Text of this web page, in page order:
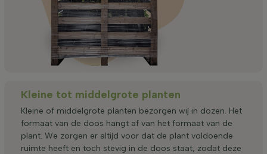
Kleine tot middelgrote planten
Kleine of middelgrote planten bezorgen wij in dozen. Het
formaat van de doos hangt af van het formaat van de
plant. We zorgen er altijd voor dat de plant voldoende
ruimte heeft en toch stevig in de doos staat, zodat deze